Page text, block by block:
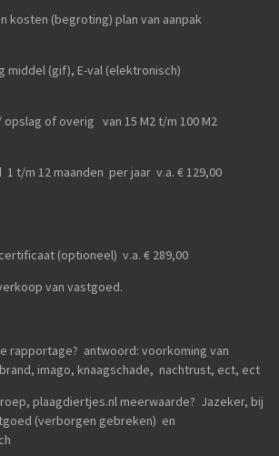
kosten (begroting) plan van aanpak
middel (gif), E-val (elektronisch)
/ opslag of overig van 15 M2 t/m 100 M2
1 t/m 12 maanden per jaar v.a. € 129,00
(optioneel) v.a. € 289,00
van vastgoed.
rapportage? antwoord: voorkoming van
imago, knaagschade, nachtrust, ect, ect
plaagdiertjes.nl meerwaarde? Jazeker, bij
(verborgen gebreken) en